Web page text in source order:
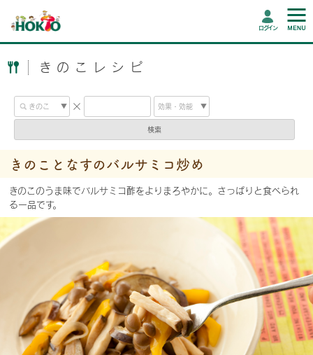
ログイン
きのこレシピ
検索
きのことなすのバルサミコ炒め
きのこのうま味でバルサミコ酢をよりまろやかに。さっぱりと食べられ
る一品です。